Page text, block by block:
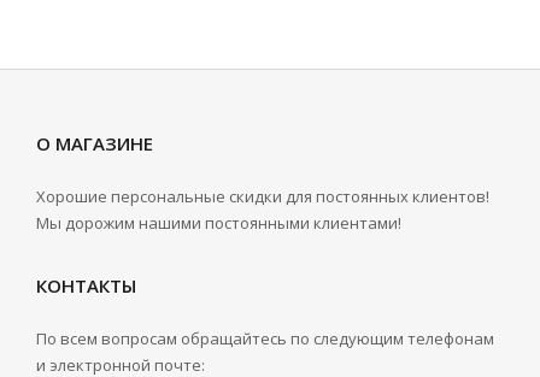
О МАГАЗИНЕ
Хорошие персональные скидки для постоянных клиентов!
Мы дорожим нашими постоянными клиентами!
КОНТАКТЫ
По всем вопросам обращайтесь по следующим телефонам
и электронной почте: